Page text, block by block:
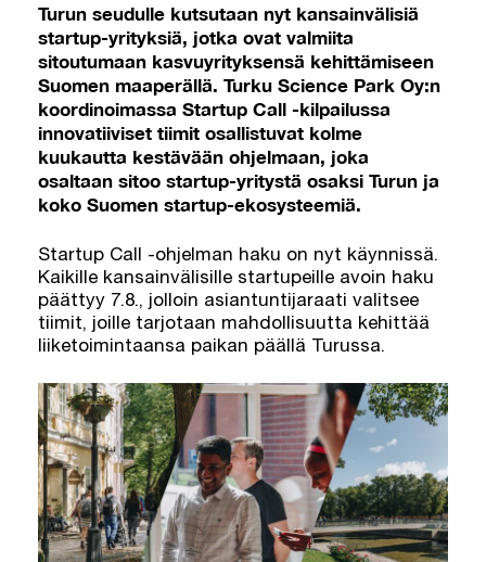
Turun seudulle kutsutaan nyt kansainvälisiä
startup-yrityksiä, jotka ovat valmiita
sitoutumaan kasvuyrityksensä kehittämiseen
Suomen maaperällä. Turku Science Park Oy:n
koordinoimassa Startup Call -kilpailussa
innovatiiviset tiimit osallistuvat kolme
kuukautta kestävään ohjelmaan, joka
osaltaan sitoo startup-yritystä osaksi Turun ja
koko Suomen startup-ekosysteemiä.
Startup Call -ohjelman haku on nyt käynnissä.
Kaikille kansainvälisille startupeille avoin haku
päättyy 7.8., jolloin asiantuntijaraati valitsee
tiimit, joille tarjotaan mahdollisuutta kehittää
liiketoimintaansa paikan päällä Turussa.